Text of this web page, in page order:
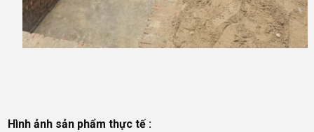
Hình ảnh sản phẩm thực tế :